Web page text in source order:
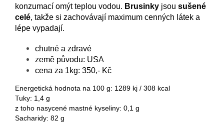
konzumací omýt teplou vodou. Brusinky jsou sušené
celé, takže si zachovávají maximum cenných látek a
lépe vypadají.
chutné a zdravé
země původu: USA
cena za 1kg: 350,- Kč
Energetická hodnota na 100 g: 1289 kj / 308 kcal
Tuky: 1,4 g
z toho nasycené mastné kyseliny: 0,1 g
Sacharidy: 82 g